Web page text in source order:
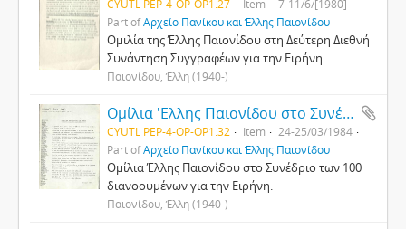
CYUTL PEP-4-OP-OP1.27 Item
7-11/6/[1980]
Part ofΑρχείο Πανίκου και Έλλης Παιονίδου
Ομιλία της Έλλης Παιονίδου στη Δεύτερη Διεθνή
Συνάντηση Συγγραφέων για την Ειρήνη.
Παιονίδου, Έλλη (1940-)
Ομίλια 'Ελλης Παιονίδου στο Συνέδριο των 100 διανοουμένων για την Ειρήνη
CYUTL PEP-4-OP-OP1.32 Item
24-25/03/1984
Part ofΑρχείο Πανίκου και Έλλης Παιονίδου
Ομίλια Έλλης Παιονίδου στο Συνέδριο των 100
διανοουμένων για την Ειρήνη.
Παιονίδου, Έλλη (1940-)